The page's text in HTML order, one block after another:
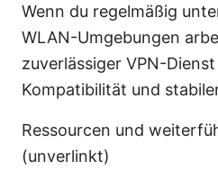
Wenn du regelmäßig
WLAN-Umgebungen
zuverlässiger VPN-
Kompatibilität und
Ressourcen und
(unverlinkt)